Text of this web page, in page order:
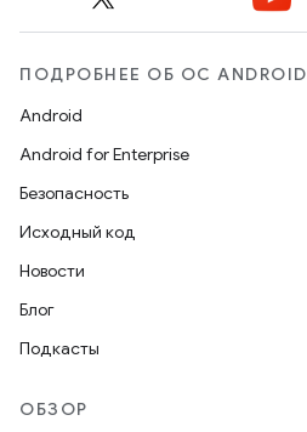
ПОДРОБНЕЕ ОБ ОС ANDROID
Android
Android for Enterprise
Безопасность
Исходный код
Новости
Блог
Подкасты
ОБЗОР